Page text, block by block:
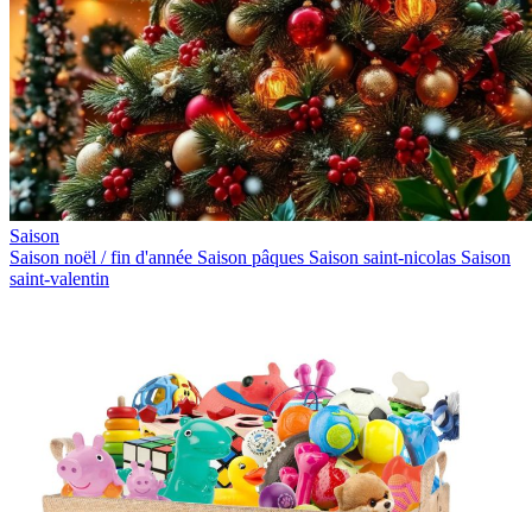
Saison
Saison noël / fin d'année Saison pâques Saison saint-nicolas Saison
saint-valentin